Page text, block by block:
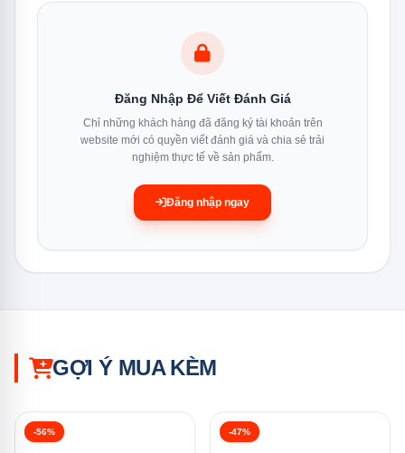
Công nghệ tia cực tím (UV) của máy rửa chén Texgio
Dishwasher TGUMF11S
Công nghệ sấy ptc khí nóng
Công nghệ sấy PTC khí nóng của máy rửa chén Texgio
mà còn tăng hiệu suất sấy khô lên đến 30%, nhờ hệ
thống sấy thông minh Ecotech và bộ lưu nhiệt tiên tiến.
Đăng Nhập Để Viết Đánh Giá
Chỉ những khách hàng đã đăng ký tài khoản trên
website mới có quyền viết đánh giá và chia sẻ trải
nghiệm thực tế về sản phẩm.
Đăng nhập ngay
GỢI Ý MUA KÈM
-56% -47%